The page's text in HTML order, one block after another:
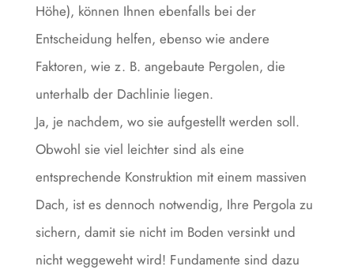
Höhe), können Ihnen ebenfalls bei der
Entscheidung helfen, ebenso wie andere
Faktoren, wie z. B. angebaute Pergolen, die
unterhalb der Dachlinie liegen.
Ja, je nachdem, wo sie aufgestellt werden soll.
Obwohl sie viel leichter sind als eine
entsprechende Konstruktion mit einem massiven
Dach, ist es dennoch notwendig, Ihre Pergola zu
sichern, damit sie nicht im Boden versinkt und
nicht weggeweht wird! Fundamente sind dazu